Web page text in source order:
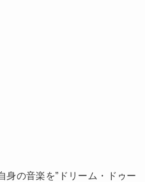
の音楽を”ドリーム・ドゥー